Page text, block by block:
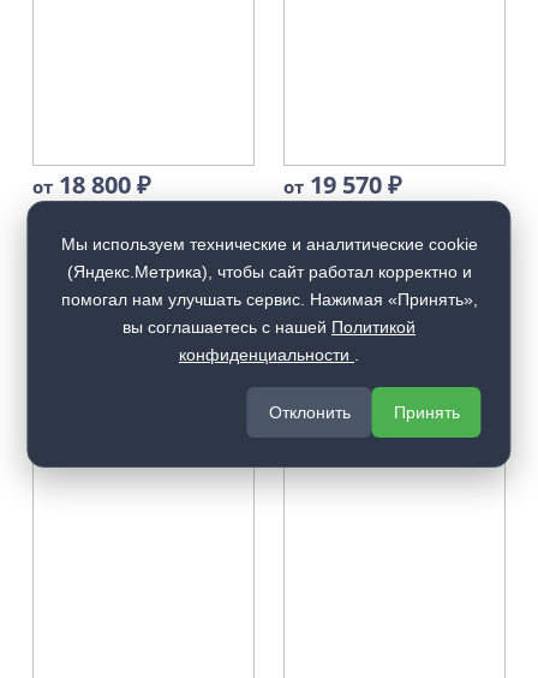
от 18 800₽
Sonata S17
Купить
от 19 570₽
Sonata S18
Купить
Мы используем технические и аналитические cookie
(Яндекс.Метрика), чтобы сайт работал корректно и
помогал нам улучшать сервис. Нажимая «Принять»,
вы соглашаетесь с нашей Политикой
конфиденциальности
Отклонить Принять